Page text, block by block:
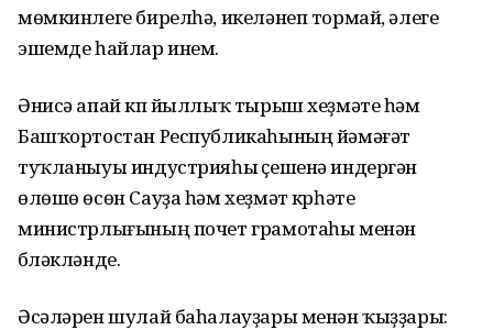
мөмкинлеге бирелһә, икеләнеп тормай, әлеге
эшемде һайлар инем.
Әнисә апай күп йыллыҡ тырыш хеҙмәте һәм
Башҡортостан Республикаһының йәмәғәт
туҡланыуы индустрияһы үҫешенә индергән
өлөшө өсөн Сауҙа һәм хеҙмәт күрһәтеү
министрлығының почет грамотаһы менән
бүләкләнде.
Әсәләрен шулай баһалауҙары менән ҡыҙҙары: